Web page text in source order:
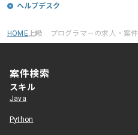
ヘルプデスク
HOME上級 プログラマーの求人・案件
案件検索
スキル
Java
Python